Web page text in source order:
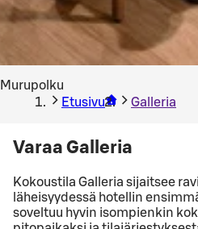
Murupolku
Etusivu
Galleria
Varaa Galleria
Kokoustila Galleria sijaitsee
läheisyydessä hotellin
soveltuu hyvin isompienkin